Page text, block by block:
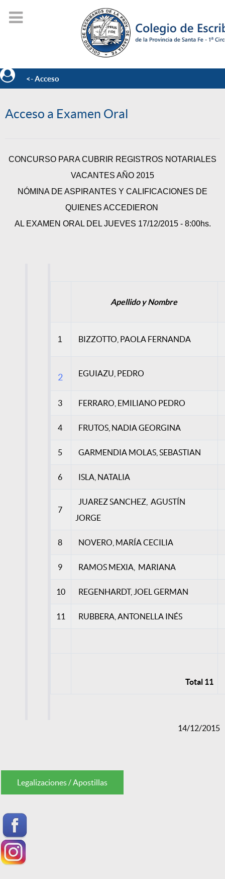
<- Acceso
Acceso a Examen Oral
CONCURSO PARA CUBRIR REGISTROS NOTARIALES
VACANTES AÑO 2015
NÓMINA DE ASPIRANTES Y CALIFICACIONES DE
QUIENES ACCEDIERON
AL EXAMEN ORAL DEL JUEVES 17/12/2015 - 8:00hs.
Apellido y Nombre
1 BIZZOTTO, PAOLA FERNANDA
2 EGUIAZU, PEDRO
3 FERRARO, EMILIANO PEDRO
4 FRUTOS, NADIA GEORGINA
5 GARMENDIA MOLAS, SEBASTIAN
6 ISLA, NATALIA
7
JUAREZ SANCHEZ, AGUSTÍN
JORGE
8 NOVERO, MARÍA CECILIA
9 RAMOS MEXIA, MARIANA
10 REGENHARDT, JOEL GERMAN
11 RUBBERA, ANTONELLA INÉS
Total 11
14/12/2015